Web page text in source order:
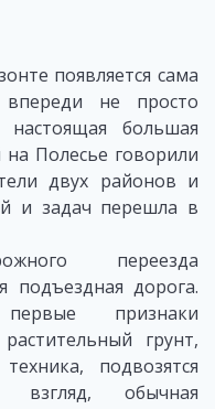
появляется сама
впереди не просто
большая
Полесье говорили
двух районов и
и задач перешла в
переезда
подъездная дорога.
признаки
грунт,
подвозятся
обычная